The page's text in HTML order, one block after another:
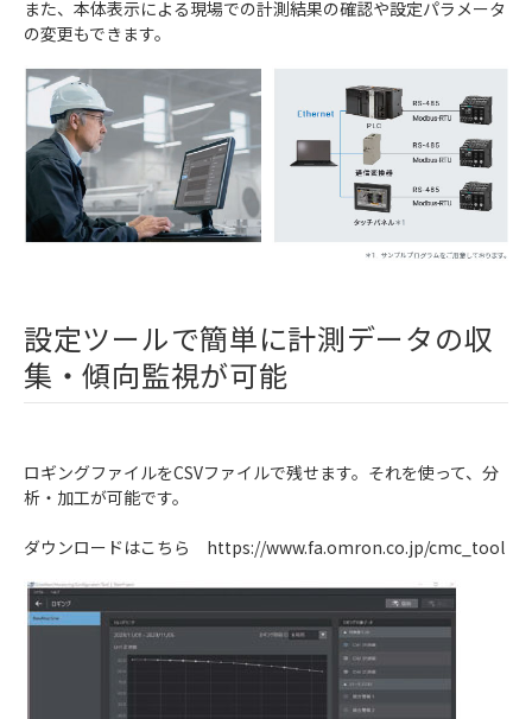
また、本体表示による現場での計測結果の確認や設定パラメータ
の変更もできます。
設定ツールで簡単に計測データの収
集・傾向監視が可能
ロギングファイルをCSVファイルで残せます。それを使って、分
析・加工が可能です。
ダウンロードはこちら https://www.fa.omron.co.jp/cmc_tool